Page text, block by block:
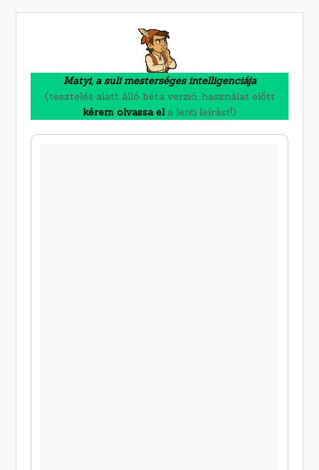
Matyi, a suli mesterséges intelligenciája
(tesztelés alatt álló béta verzió, használat előtt
kérem olvassa ela lenti leírást!)